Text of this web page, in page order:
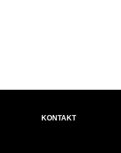
KONTAKT